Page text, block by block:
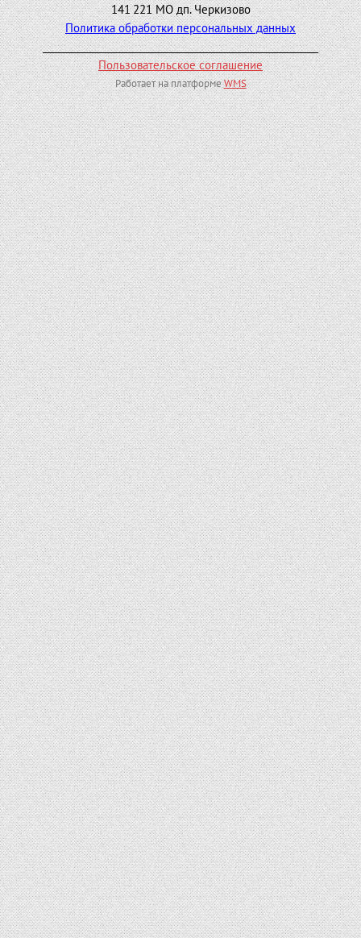
141 221 МО дп. Черкизово
Политика обработки персональных данных
_________________________________________________________
Пользовательское соглашение
Работает на платформеWMS